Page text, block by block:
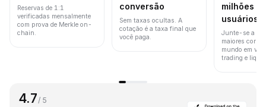
Reservas de 1:1
verificadas mensalmente
com prova de Merkle on-
chain.
conversão
Sem taxas ocultas. A
cotação é a taxa final que
você paga.
milhões
usuários
Junte-se a
maiores
mundo em
trading e
4.7 / 5